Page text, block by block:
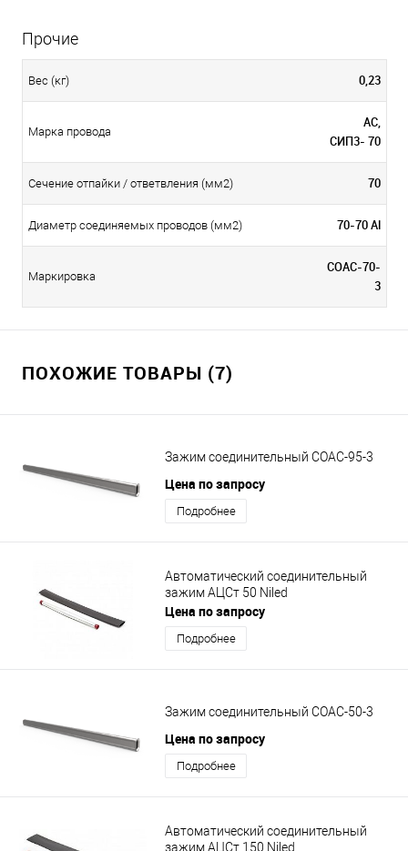
Прочие
Вес (кг) 0,23
Марка провода
АС,
СИП3- 70
Сечение отпайки / ответвления (мм2) 70
Диаметр соединяемых проводов (мм2) 70-70 Al
Маркировка
СОАС-70-
3
ПОХОЖИЕ ТОВАРЫ (7)
Зажим соединительный СОАС-95-3
Цена по запросу
Подробнее
Автоматический соединительный
зажим АЦСт 50 Niled
Цена по запросу
Подробнее
Зажим соединительный СОАС-50-3
Цена по запросу
Подробнее
Автоматический соединительный
зажим АЦСт 150 Niled